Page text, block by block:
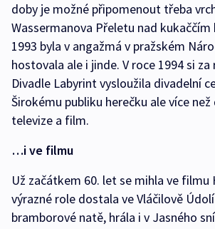
doby je možné připomenout třeba
Wassermanova Přeletu nad
1993 byla v angažmá v pražském
hostovala ale i jinde. V roce 1994 si
Divadle Labyrint vysloužila divadelní
Širokému publiku herečku ale více
televize a film.
…i ve filmu
Už začátkem 60. let se mihla ve filmu
výrazné role dostala ve Vláčilově
bramborové natě, hrála i v Jasného